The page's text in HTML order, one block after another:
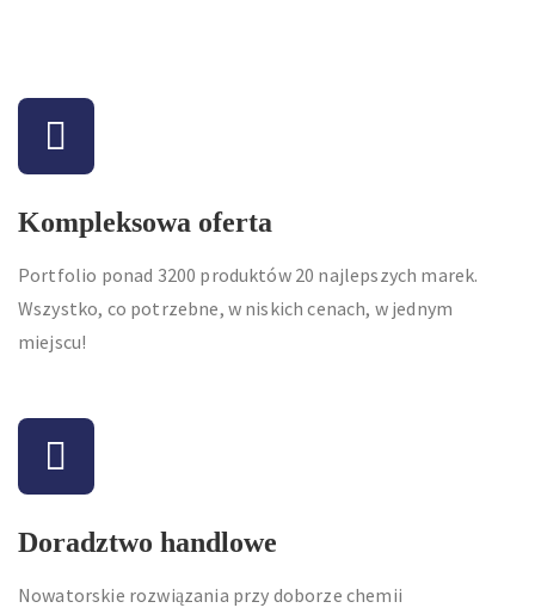
Kompleksowa oferta
Portfolio ponad 3200 produktów 20 najlepszych marek.
Wszystko, co potrzebne, w niskich cenach, w jednym
miejscu!
Doradztwo handlowe
Nowatorskie rozwiązania przy doborze chemii